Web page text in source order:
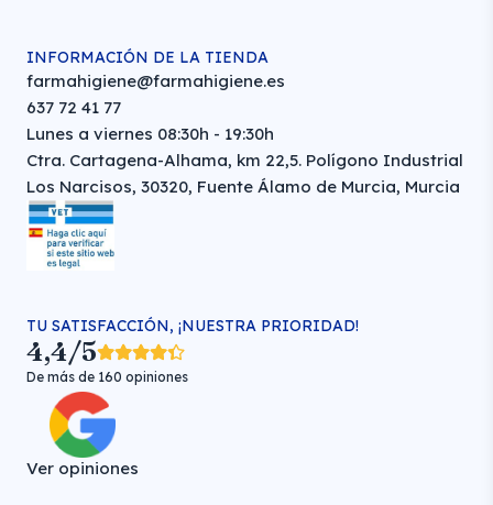
INFORMACIÓN DE LA TIENDA
farmahigiene@farmahigiene.es
637 72 41 77
Lunes a viernes 08:30h - 19:30h
Ctra. Cartagena-Alhama, km 22,5. Polígono Industrial
Los Narcisos, 30320, Fuente Álamo de Murcia, Murcia
TU SATISFACCIÓN, ¡NUESTRA PRIORIDAD!
4,4/5
De más de 160 opiniones
Ver opiniones